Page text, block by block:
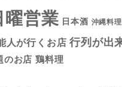
曜営業 日本酒 沖縄料理
人が行くお店 行列が出
のお店 鶏料理